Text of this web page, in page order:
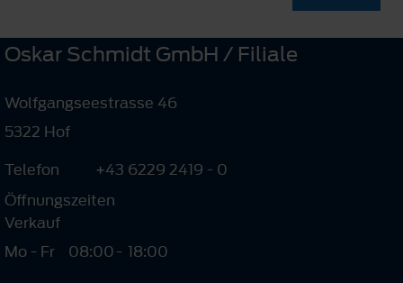
Oskar Schmidt GmbH / Filiale
Wolfgangseestrasse 46
5322 Hof
Telefon
+43 6229 2419 - 0
Öffnungszeiten
Verkauf
Mo - Fr
08:00- 18:00